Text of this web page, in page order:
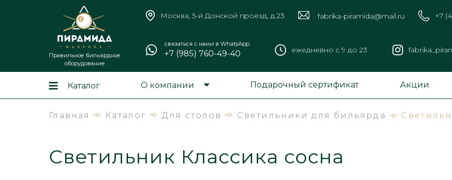
Правильное бильярдное
оборудование
Москва, 5-й Донской проезд, д.23 fabrika-piramida@mail.ru +7
связаться с нами в WhatsApp:
+7 (985) 760-49-40 ежедневно с 9 до 23
Каталог О компании Подарочный сертификат Акции
Главная Каталог Для столов Светильники для бильярда
Светильник Классика сосна